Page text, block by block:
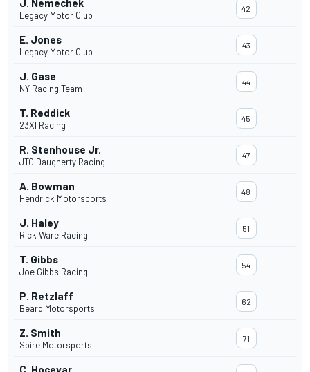
J. Nemechek
Legacy Motor Club
42
E. Jones
Legacy Motor Club
43
J. Gase
NY Racing Team
44
T. Reddick
23XI Racing
45
R. Stenhouse Jr.
JTG Daugherty Racing
47
A. Bowman
Hendrick Motorsports
48
J. Haley
Rick Ware Racing
51
T. Gibbs
Joe Gibbs Racing
54
P. Retzlaff
Beard Motorsports
62
Z. Smith
Spire Motorsports
71
C. Hocevar